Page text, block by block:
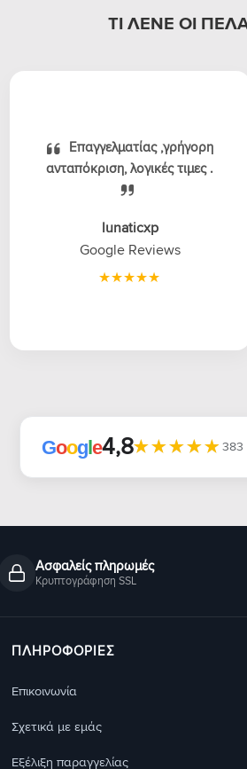
Ασφαλείς πληρωμές
Κρυπτογράφηση SSL
ΤΙ ΛΕΝΕ ΟΙ
Επαγγελματίας ,γρήγορη
ανταπόκριση, λογικές τιμες .
lunaticxp
Google Reviews
Google4,8★★★★★
★★★★★ 383
ΠΛΗΡΟΦΟΡΊΕΣ
Eπικοινωνία
Σχετικά με εμάς
Εξέλιξη παραγγελίας